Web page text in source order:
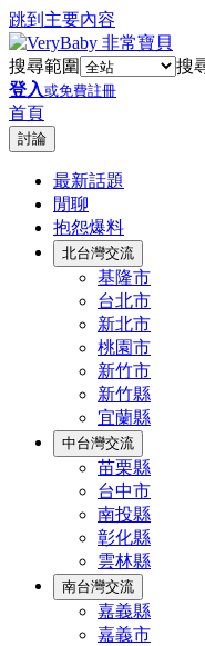
跳到主要內容
搜尋範圍
搜
登入或免費註冊
首頁
討論
最新話題
閒聊
抱怨爆料
北台灣交流
基隆市
台北市
新北市
桃園市
新竹市
新竹縣
宜蘭縣
中台灣交流
苗栗縣
台中市
南投縣
彰化縣
雲林縣
南台灣交流
嘉義縣
嘉義市